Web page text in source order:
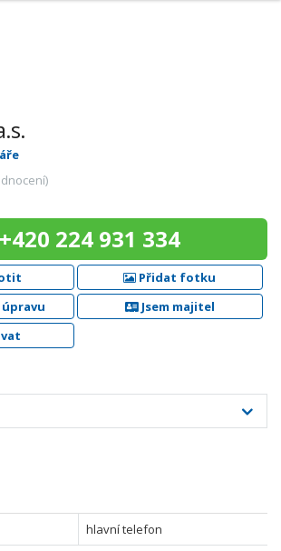
+420 224 931 334
Přidat fotku
Jsem majitel
hlavní telefon